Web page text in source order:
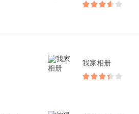
我家相册